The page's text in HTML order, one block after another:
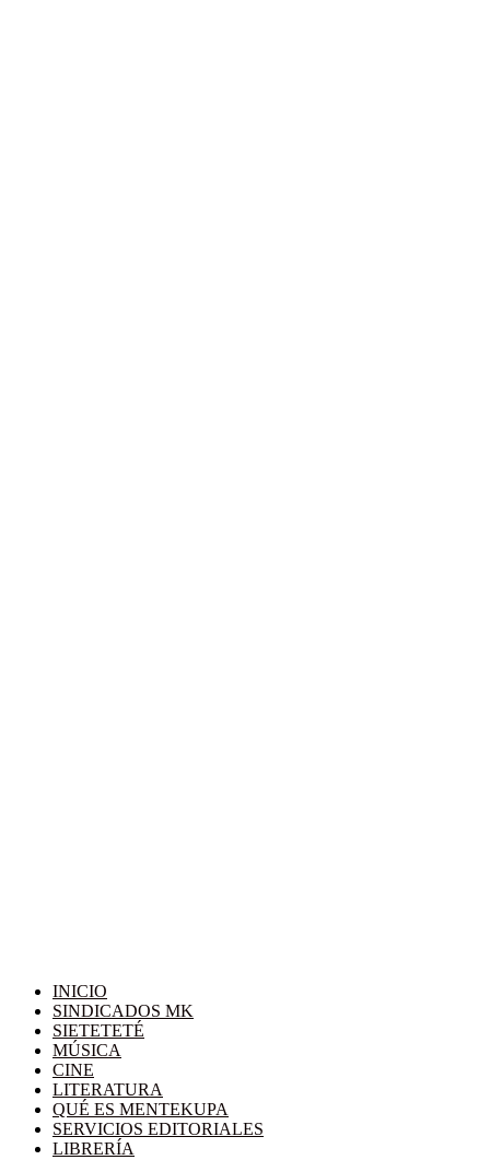
INICIO
SINDICADOS MK
SIETETETÉ
MÚSICA
CINE
LITERATURA
QUÉ ES MENTEKUPA
SERVICIOS EDITORIALES
LIBRERÍA